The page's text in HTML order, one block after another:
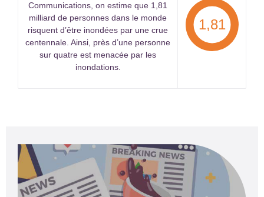
Communications, on estime que 1,81
milliard de personnes dans le monde
risquent d’être inondées par une crue
centennale. Ainsi, près d’une personne
sur quatre est menacée par les
inondations.
1,81